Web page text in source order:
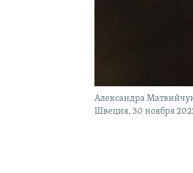
Александра
Швеция, 30 ноября